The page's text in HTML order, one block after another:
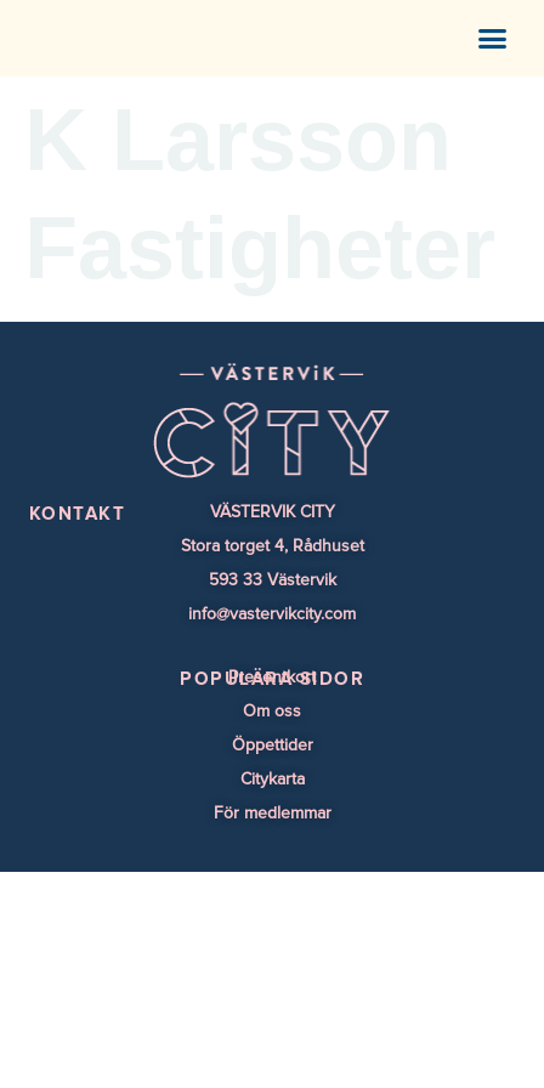
KONTAKT
VÄSTERVIK CITY
Stora torget 4, Rådhuset
593 33 Västervik
info@vastervikcity.com
POPULÄRA SIDOR
Presentkort
Om oss
Öppettider
Citykarta
För medlemmar